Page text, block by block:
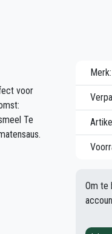
voor
Te
Merk:
Om te